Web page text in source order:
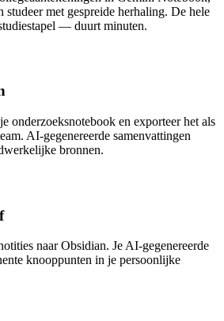
studeer met gespreide herhaling. De hele
— duurt minuten.
onderzoeksnotebook en exporteer het als
AI-gegenereerde samenvattingen
bronnen.
naar Obsidian. Je AI-gegenereerde
knooppunten in je persoonlijke